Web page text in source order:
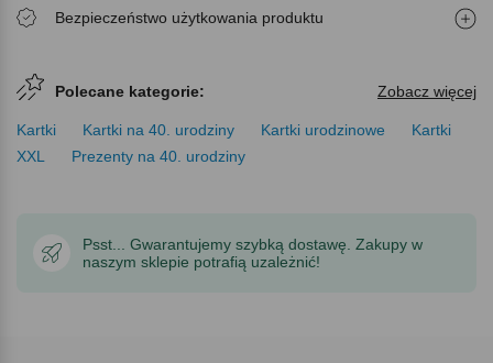
Bezpieczeństwo użytkowania produktu
Polecane kategorie: Zobacz więcej
Kartki Kartki na 40. urodziny Kartki urodzinowe
Kartki
XXL
Prezenty na 40. urodziny
Psst... Gwarantujemy szybką dostawę. Zakupy w
naszym sklepie potrafią uzależnić!